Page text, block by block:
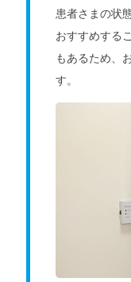
患者さまの状
おすすめする
もあるため、
す。